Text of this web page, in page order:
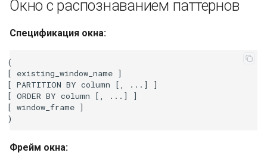
Окно с распознаванием паттернов
Спецификация окна:
(
[ existing_window_name ]
[ PARTITION BY column [, ...] ]
[ ORDER BY column [, ...] ]
[ window_frame ]
Фрейм окна: